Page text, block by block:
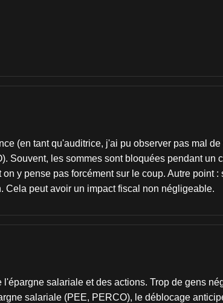
(en tant qu'auditrice, j'ai pu observer pas mal
Souvent, les sommes sont bloquées pendant un
y pense pas forcément sur le coup. Autre point
Cela peut avoir un impact fiscal non négligeable.
salariale et des actions. Trop de gens
salariale (PEE, PERCO), le déblocage